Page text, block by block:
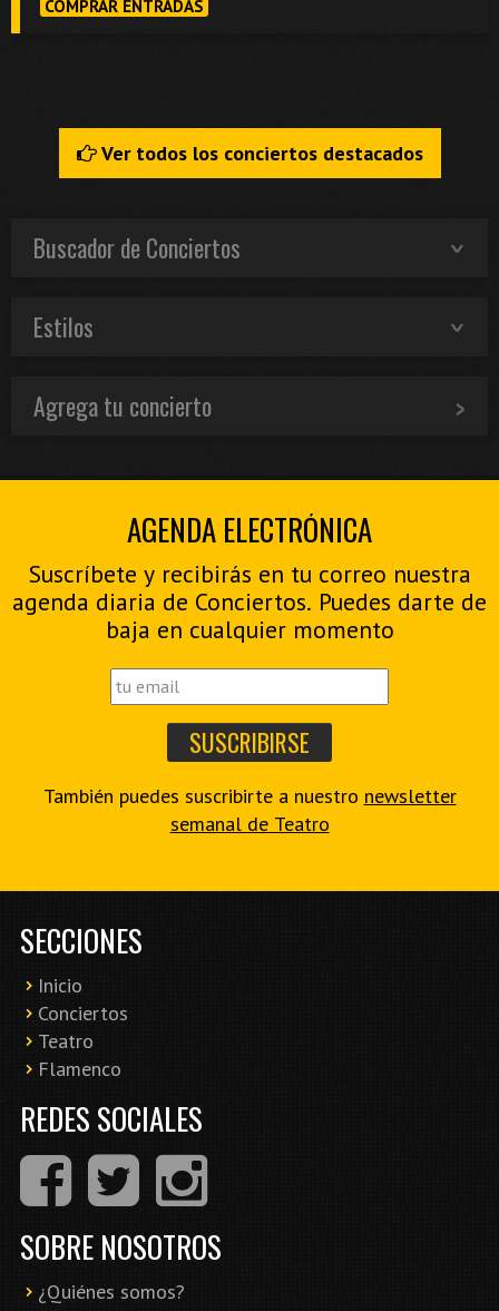
COMPRAR ENTRADAS
Ver todos los conciertos destacados
Buscador de Conciertos
Estilos
Agrega tu concierto
AGENDA ELECTRÓNICA
Suscríbete y recibirás en tu correo nuestra
agenda diaria de Conciertos. Puedes darte de
baja en cualquier momento
También puedes suscribirte a nuestro newsletter
semanal de Teatro
SECCIONES
Inicio
Conciertos
Teatro
Flamenco
REDES SOCIALES
SOBRE NOSOTROS
¿Quiénes somos?